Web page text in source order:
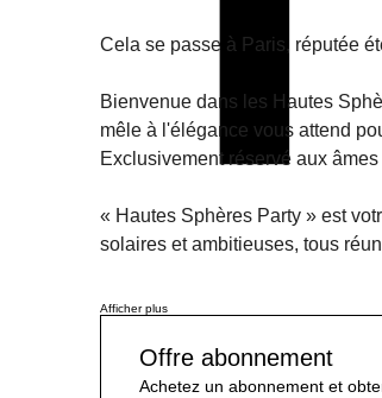
Cela se passe à Paris, réputée
Bienvenue dans les Hautes
mêle à l'élégance vous attend
Exclusivement réservé aux
« Hautes Sphères Party » est
solaires et ambitieuses, tous
Afficher plus
Offre abonnement
Achetez un abonnement et